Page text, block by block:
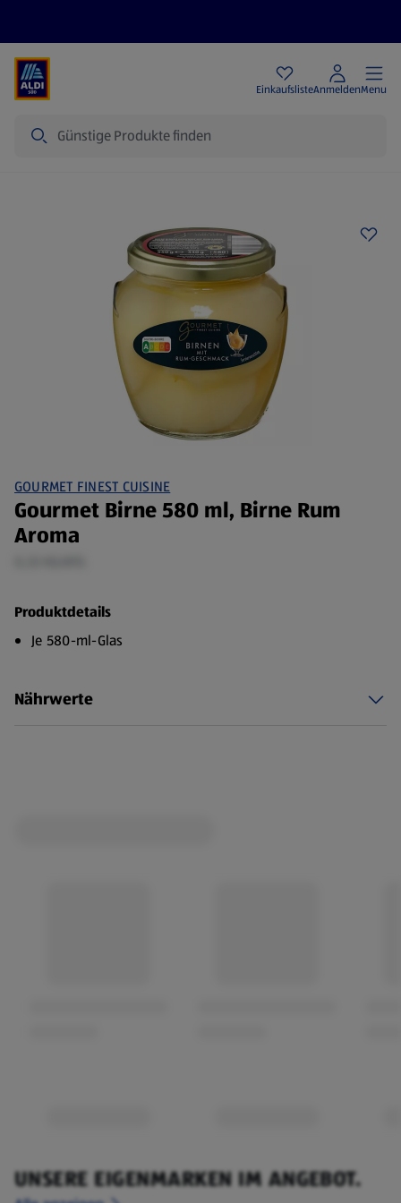
EinkaufslisteAnmeldenMenu
GOURMET FINEST CUISINE
Gourmet Birne 580 ml, Birne Rum
Aroma
Produktdetails
Je 580-ml-Glas
Nährwerte
UNSERE EIGENMARKEN IM ANGEBOT.